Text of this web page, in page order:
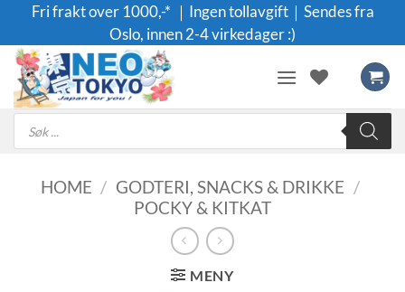
content
Fri frakt over 1000,-* ｜Ingen tollavgift｜Sendes fra
Oslo, innen 2-4 virkedager :)
Products
search
HOME / GODTERI, SNACKS & DRIKKE /
POCKY & KITKAT
MENY